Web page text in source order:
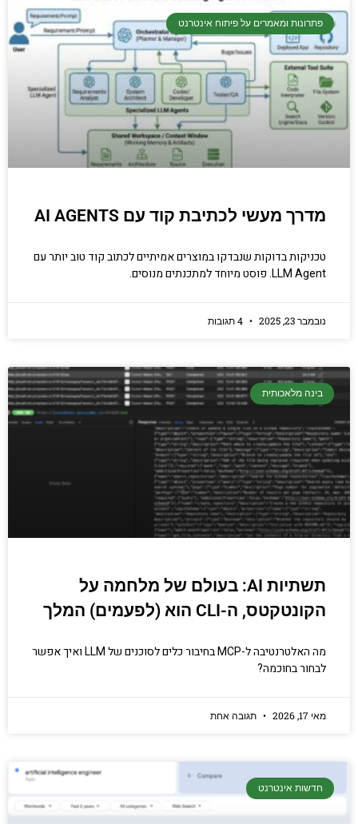
פתרונות ומאמרים על פיתוח אינטרנט
מדרך מעשי לכתיבת קוד עם AI AGENTS
טכניקות בדוקות שנבדקו במוצרים אמיתיים לכתוב קוד טוב יותר עם
LLM Agent. פוסט מיוחד למתכנתים מנוסים.
נובמבר 23, 2025
בינה מלאכותית
תשתיות AI: בעולם של מלחמה על
הקונטקטס, ה-CLI הוא (לפעמים) המלך
מה האלטרנטיבה ל-MCP בחיבור כלים לסוכנים של LLM ואיך אפשר
לבחור בחוכמה?
מאי 17, 2026 תגובה אחת
חדשות אינטרנט